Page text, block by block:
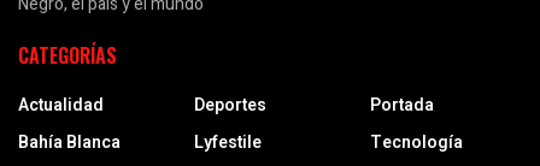
CATEGORÍAS
Actualidad
Bahía Blanca
Deportes
Lyfestile
Portada
Tecnología